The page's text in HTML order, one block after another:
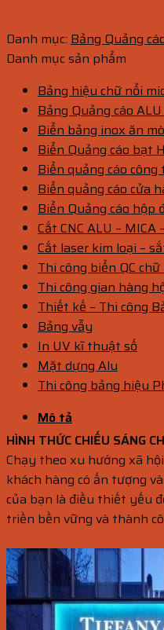
Danh mục: Bảng Quảng
Danh mục sản phẩm
Bảng hiệu chữ nổi
Bảng Quảng cáo
Biển bảng inox ăn
Biển Quảng cáo bạt
Biển quảng cáo công
Biển quảng cáo cửa
Biển Quảng cáo hộp
Cắt CNC ALU – MICA
Cắt laser kim loại –
Thi công biển QC
Thi công gian hàng
Thiết kế – Thi công
Bảng vẫy
In UV kĩ thuật số
Mặt dựng Alu
Thi công bảng hiệu
Mô tả
HÌNH THỨC CHIẾU SÁNG
Chạy theo xu hướng xã
khách hàng có ấn tượng
của bạn là điều thiết yếu
triền bền vững và thành